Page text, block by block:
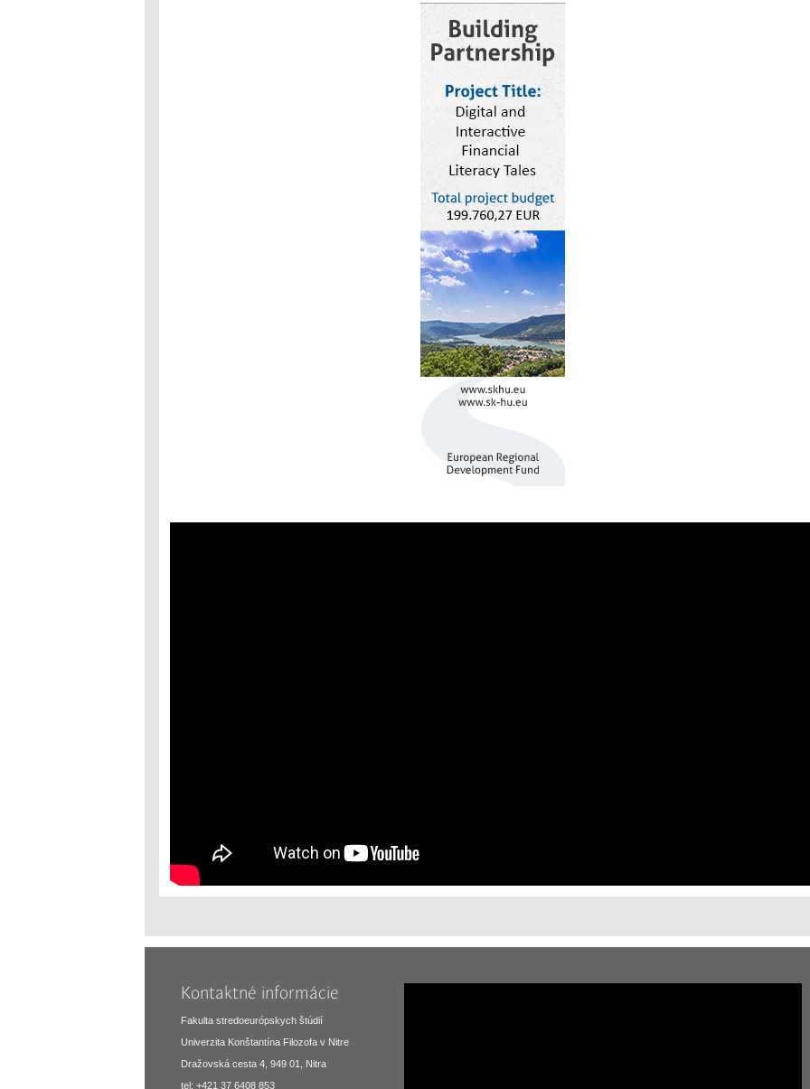
Kontaktné informácie
Fakulta stredoeurópskych štúdií
Univerzita Konštantína Filozofa v Nitre
Dražovská cesta 4, 949 01, Nitra
tel: +421 37 6408 853